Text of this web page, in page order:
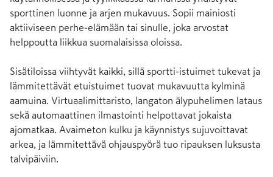
sporttinen luonne ja arjen mukavuus. Sopii mainiosti
aktiiviseen perhe-elämään tai sinulle, joka arvostat
helppoutta liikkua suomalaisissa oloissa.
Sisätiloissa viihtyvät kaikki, sillä sportti-istuimet tukevat ja
lämmitettävät etuistuimet tuovat mukavuutta kylminä
aamuina. Virtuaalimittaristo, langaton älypuhelimen lataus
sekä automaattinen ilmastointi helpottavat jokaista
ajomatkaa. Avaimeton kulku ja käynnistys sujuvoittavat
arkea, ja lämmitettävä ohjauspyörä tuo ripauksen luksusta
talvipäiviin.